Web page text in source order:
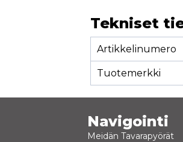
Tekniset
Artikkelinumero
Tuotemerkki
Navigointi
Meidän Tavarapyörät